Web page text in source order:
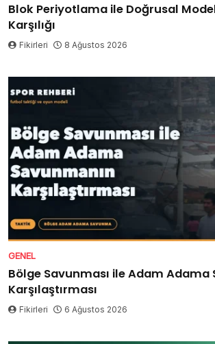
Blok Periyotlama ile Doğrusal
Karşılığı
Fikirleri 8 Ağustos 2026
GENEL
Bölge Savunması ile Adam Adama
Karşılaştırması
Fikirleri 6 Ağustos 2026